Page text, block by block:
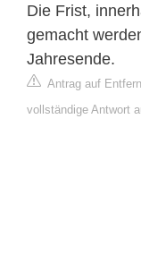
Die Frist,
gemacht
Jahresende.
Antrag auf
vollständige Antwort